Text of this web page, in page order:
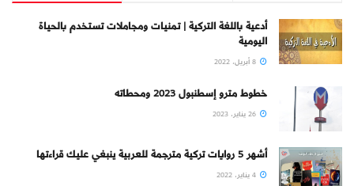
أدعية باللغة التركية | تمنيات ومجاملات تستخدم بالحياة
اليومية
خطوط مترو إسطنبول 2023 ومحطاته
أشهر 5 روايات تركية مترجمة للعربية ينبغي عليك قراءتها